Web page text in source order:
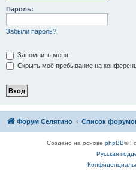
Пароль:
Забыли пароль?
Запомнить меня
Скрыть моё пребывание на
Форум Селятино Список
Создано на основе phpBB®
Русская